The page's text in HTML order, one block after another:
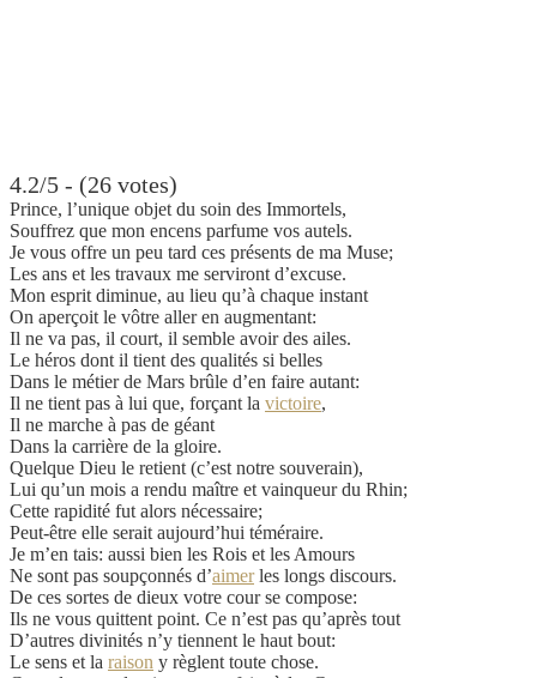
4.2/5 - (26 votes)
Prince, l’unique objet du soin des Immortels,
Souffrez que mon encens parfume vos autels.
Je vous offre un peu tard ces présents de ma Muse;
Les ans et les travaux me serviront d’excuse.
Mon esprit diminue, au lieu qu’à chaque instant
On aperçoit le vôtre aller en augmentant:
Il ne va pas, il court, il semble avoir des ailes.
Le héros dont il tient des qualités si belles
Dans le métier de Mars brûle d’en faire autant:
Il ne tient pas à lui que, forçant la victoire,
Il ne marche à pas de géant
Dans la carrière de la gloire.
Quelque Dieu le retient (c’est notre souverain),
Lui qu’un mois a rendu maître et vainqueur du Rhin;
Cette rapidité fut alors nécessaire;
Peut-être elle serait aujourd’hui téméraire.
Je m’en tais: aussi bien les Rois et les Amours
Ne sont pas soupçonnés d’aimerles longs discours.
De ces sortes de dieux votre cour se compose:
Ils ne vous quittent point. Ce n’est pas qu’après tout
D’autres divinités n’y tiennent le haut bout:
Le sens et la raison y règlent toute chose.